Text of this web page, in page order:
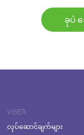
ခုပဲ
VIBER
လုပ်ဆောင်ချက်များ